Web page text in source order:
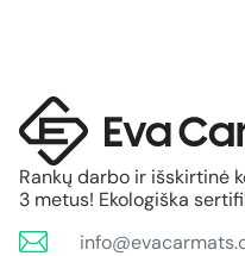
Rankų darbo ir išskirtinė
3 metus! Ekologiška